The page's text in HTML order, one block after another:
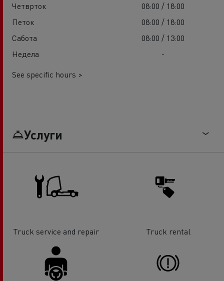
Четврток
08:00 / 18:00
Петок
08:00 / 18:00
Сабота
08:00 / 13:00
Недела
-
See specific hours >
Услуги
Truck service and repair Truck rental